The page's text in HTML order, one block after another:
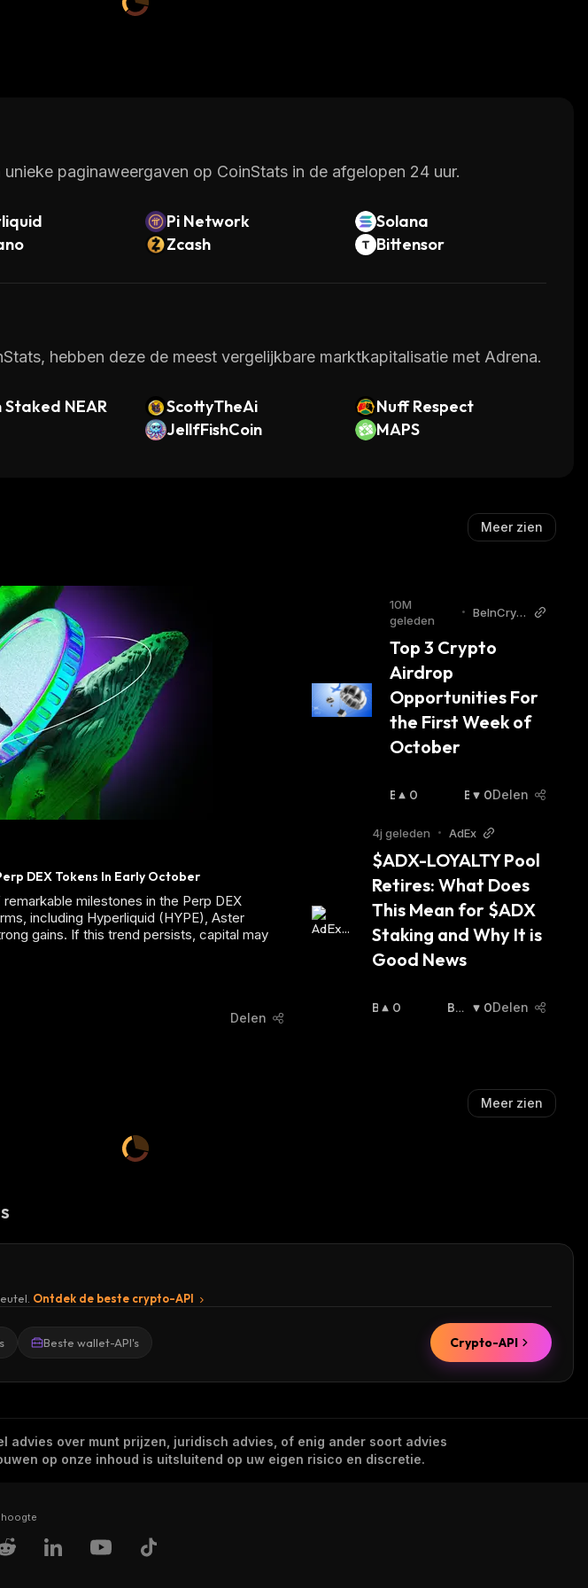
paginaweergaven op CoinStats in de afgelopen 24 uur.
Pi Network
Solana
Zcash Bittensor
hebben deze de meest vergelijkbare marktkapitalisatie met Adrena.
Staked NEAR ScottyTheAi
Nuff Respect
JellfFishCoin MAPS
Meer zien
DEX Tokens In Early October
milestones in the Perp DEX
including Hyperliquid (HYPE), Aster
gains. If this trend persists, capital may
Delen
10M
geleden
• BeInCrypt
Top 3 Crypto
Airdrop
Opportunities For
the First Week of
October
B
Ll
S
H
0
B
A
I
S
H
0Delen
4j geleden • AdEx
$ADX-LOYALTY Pool
Retires: What Does
This Mean for $ADX
Staking and Why It is
Good News
B
0
Be
0Delen
Meer zien
Ontdek de beste crypto-API
Beste wallet-API's Crypto-API
advies over munt prijzen, juridisch advies, of enig ander soort advies
op onze inhoud is uitsluitend op uw eigen risico en discretie.